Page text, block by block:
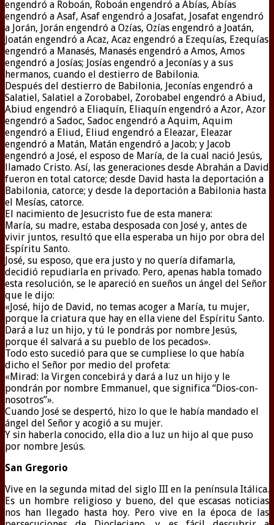
engendró a Roboán, Roboán engendró a Abías, Abías
engendró a Asaf, Asaf engendró a Josafat, Josafat engendró
a Jorán, Jorán engendró a Ozías, Ozías engendró a Joatán,
Joatán engendró a Acaz, Acaz engendró a Ezequías, Ezequías
engendró a Manasés, Manasés engendró a Amos, Amos
engendró a Josías; Josías engendró a Jeconías y a sus
hermanos, cuando el destierro de Babilonia.
Después del destierro de Babilonia, Jeconías engendró a
Salatiel, Salatiel a Zorobabel, Zorobabel engendró a Abiud,
Abiud engendró a Eliaquín, Eliaquín engendró a Azor, Azor
engendró a Sadoc, Sadoc engendró a Aquim, Aquim
engendró a Eliud, Eliud engendró a Eleazar, Eleazar
engendró a Matán, Matán engendró a Jacob; y Jacob
engendró a José, el esposo de María, de la cual nació Jesús,
llamado Cristo. Así, las generaciones desde Abrahán a David
fueron en total catorce; desde David hasta la deportación a
Babilonia, catorce; y desde la deportación a Babilonia hasta
el Mesías, catorce.
El nacimiento de Jesucristo fue de esta manera:
María, su madre, estaba desposada con José y, antes de
vivir juntos, resultó que ella esperaba un hijo por obra del
Espíritu Santo.
José, su esposo, que era justo y no quería difamarla,
decidió repudiarla en privado. Pero, apenas habla tomado
esta resolución, se le apareció en sueños un ángel del Señor
que le dijo:
«José, hijo de David, no temas acoger a María, tu mujer,
porque la criatura que hay en ella viene del Espíritu Santo.
Dará a luz un hijo, y tú le pondrás por nombre Jesús,
porque él salvará a su pueblo de los pecados».
Todo esto sucedió para que se cumpliese lo que había
dicho el Señor por medio del profeta:
«Mirad: la Virgen concebirá y dará a luz un hijo y le
pondrán por nombre Emmanuel, que significa “Dios-con-
nosotros”».
Cuando José se despertó, hizo lo que le había mandado el
ángel del Señor y acogió a su mujer.
Y sin haberla conocido, ella dio a luz un hijo al que puso
por nombre Jesús.
San Gregorio
Vive en la segunda mitad del siglo III en la península Itálica.
Es un hombre religioso y bueno, del que escasas noticias
nos han llegado hasta hoy. Pero vive en la época de las